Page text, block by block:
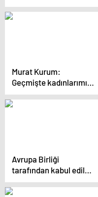
yangın çıktı
Murat Kurum:
Geçmişte kadınlarımızı
ayrıştıranlar bugün de
siyasi tercihleri
Avrupa Birliği
tarafından kabul edilen
‘Sport4All’ projesiyle
ilgili bilgilendirme